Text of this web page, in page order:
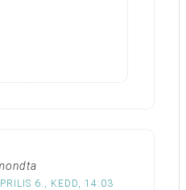
6., KEDD, 14:03